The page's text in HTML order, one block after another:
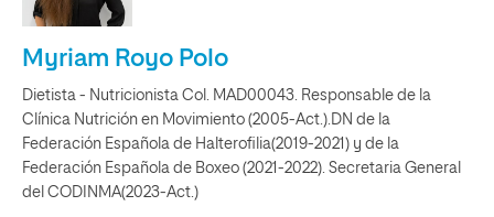
Myriam Royo Polo
Dietista - Nutricionista Col. MAD00043. Responsable de la
Clínica Nutrición en Movimiento (2005-Act.).DN de la
Federación Española de Halterofilia(2019-2021) y de la
Federación Española de Boxeo (2021-2022). Secretaria General
del CODINMA(2023-Act.)